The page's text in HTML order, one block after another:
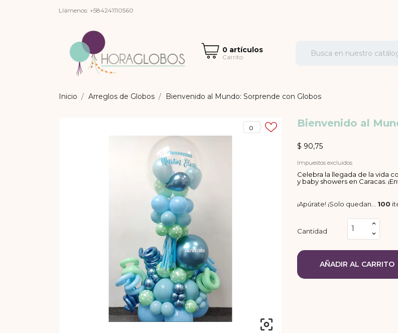
Llámenos: +584241110560
0 artículos
Carrito
Inicio Arreglos de Globos Bienvenido al Mundo: Sorprende con Globos

0 Bienvenido al
$ 90,75
Impuestos excluidos
Celebra la llegada de la vida
y baby showers en Caracas.
¡Apúrate! ¡Solo quedan… 100
Cantidad
AÑADIR AL CARRITO